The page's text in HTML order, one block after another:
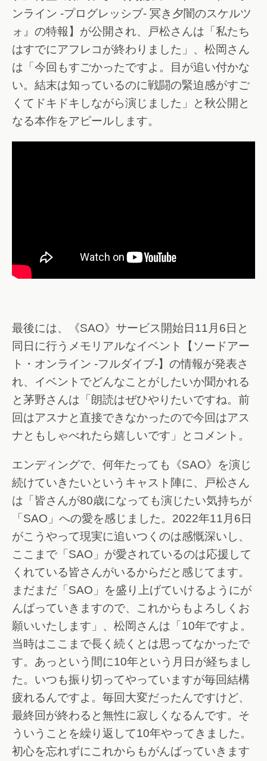
ンライン -プログレッシブ- 冥き夕闇のスケルツ
ォ』の特報】が公開され、戸松さんは「私たち
はすでにアフレコが終わりました」、松岡さん
は「今回もすごかったですよ。目が追い付かな
い。結末は知っているのに戦闘の緊迫感がすご
くてドキドキしながら演じました」と秋公開と
なる本作をアピールします。
最後には、《SAO》サービス開始日11月6日と
同日に行うメモリアルなイベント【ソードアー
ト・オンライン -フルダイブ-】の情報が発表さ
れ、イベントでどんなことがしたいか聞かれる
と茅野さんは「朗読はぜひやりたいですね。前
回はアスナと直接できなかったので今回はアス
ナともしゃべれたら嬉しいです」とコメント。
エンディングで、何年たっても《SAO》を演じ
続けていきたいというキャスト陣に、戸松さん
は「皆さんが80歳になっても演じたい気持ちが
「SAO」への愛を感じました。2022年11月6日
がこうやって現実に追いつくのは感慨深いし、
ここまで「SAO」が愛されているのは応援して
くれている皆さんがいるからだと感じてます。
まだまだ「SAO」を盛り上げていけるようにが
んばっていきますので、これからもよろしくお
願いいたします」、松岡さんは「10年ですよ。
当時はここまで長く続くとは思ってなかったで
す。あっという間に10年という月日が経ちまし
た。いつも振り切ってやっていますが毎回結構
疲れるんですよ。毎回大変だったんですけど、
最終回が終わると無性に寂しくなるんです。そ
ういうことを繰り返して10年やってきました。
初心を忘れずにこれからもがんばっていきます